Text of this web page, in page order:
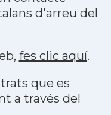
d'arreu del
fes clic aquí.
que es
a través del